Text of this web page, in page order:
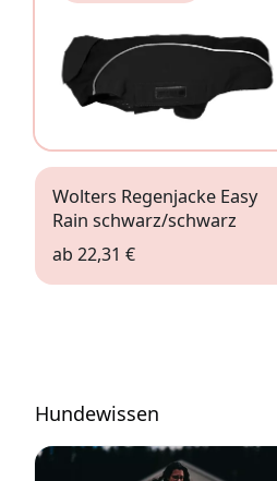
Wolters Regenjacke Easy
Rain schwarz/schwarz
ab 22,31 €
Hundewissen